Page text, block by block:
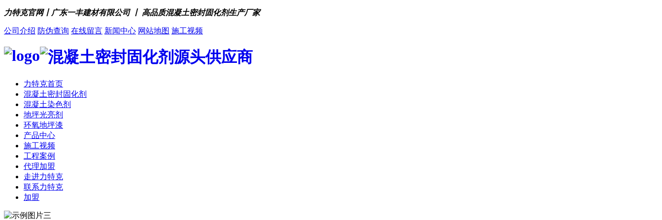
力特克官网丨广东一丰建材有限公司 丨 高品质混凝土密封固化剂生产厂家
公司介绍 防伪查询 在线留言 新闻中心 网站地图 施工视频
力特克首页
混凝土密封固化剂
混凝土染色剂
地坪光亮剂
环氧地坪漆
产品中心
施工视频
工程案例
代理加盟
走进力特克
联系力特克
加盟